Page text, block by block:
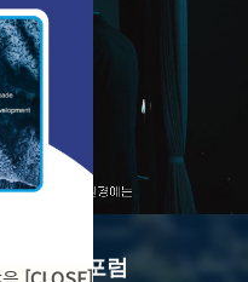
계해양포럼